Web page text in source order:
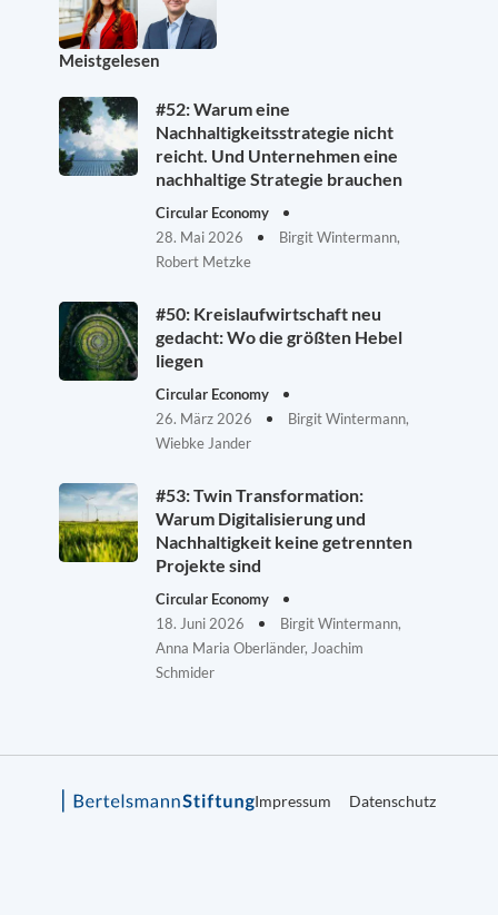
Meistgelesen
#52: Warum eine
Nachhaltigkeitsstrategie nicht
reicht. Und Unternehmen eine
nachhaltige Strategie brauchen
Circular Economy
28. Mai 2026
Birgit Wintermann,
Robert Metzke
#50: Kreislaufwirtschaft neu
gedacht: Wo die größten Hebel
liegen
Circular Economy
26. März 2026
Birgit Wintermann,
Wiebke Jander
#53: Twin Transformation:
Warum Digitalisierung und
Nachhaltigkeit keine getrennten
Projekte sind
Circular Economy
18. Juni 2026
Birgit Wintermann,
Anna Maria Oberländer, Joachim
Schmider
Impressum Datenschutz